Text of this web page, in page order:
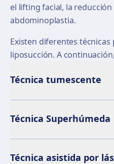
el lifting facial, la reducción
abdominoplastia.
Existen diferentes
liposucción. A
Técnica tumescente
Técnica Superhúmeda
Técnica asistida por